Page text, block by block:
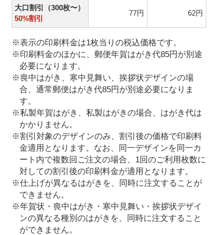
大口割引（300枚〜）
50%割引
77円 62円
※表示の印刷料金は1枚当りの税込価格です。
※印刷料金のほかに、郵便年賀はがき代85円が別途
必要になります。
※喪中はがき、寒中見舞い、挨拶状デザインの場
合、通常郵便はがき代85円が別途必要になりま
す。
※私製年賀はがき、私製はがきの場合、はがき代は
かかりません。
※割引対象のデザインのみ、割引後の価格で印刷料
金適用となります。なお、同一デザインを同一カ
ート内で複数回ご注文の場合、1回のご利用枚数に
対しての割引後の印刷料金が適用となります。
※仕上げが異なるはがきを、同時に注文することが
できません。
※年賀状・喪中はがき・寒中見舞い・挨拶状デザイ
ンの異なる種別のはがきを、同時に注文すること
ができません。